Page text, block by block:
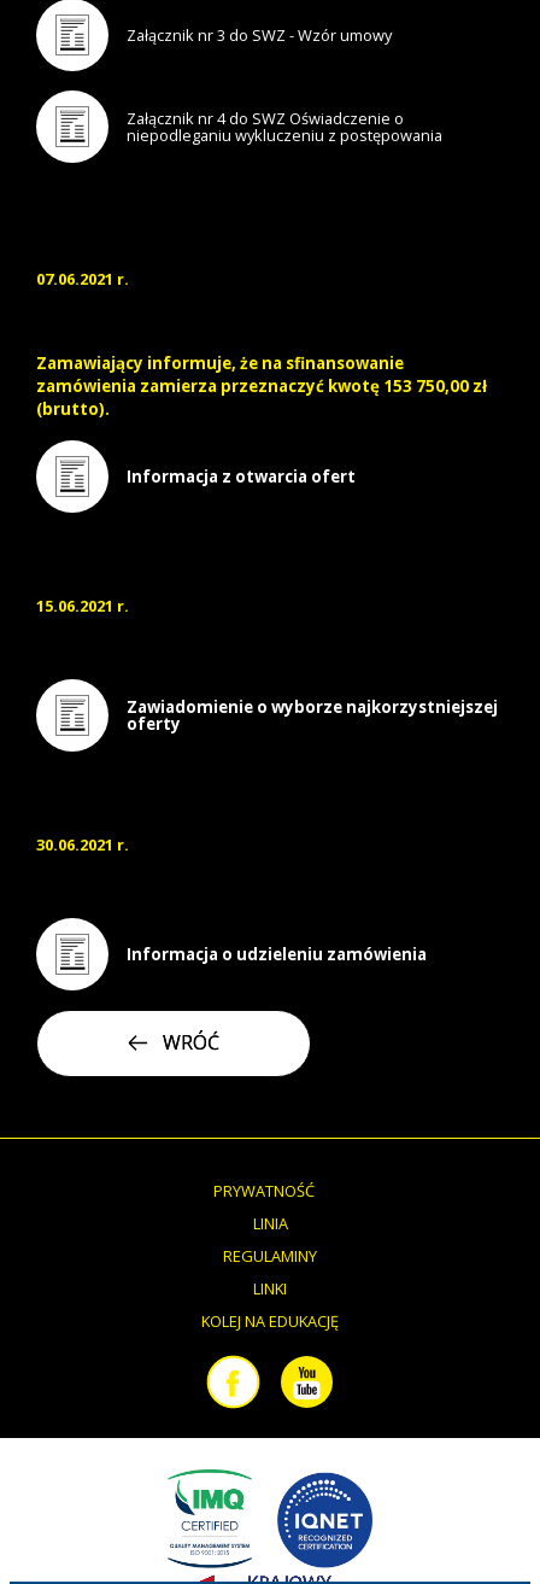
Załącznik nr 3 do SWZ - Wzór umowy
Załącznik nr 4 do SWZ Oświadczenie o
niepodleganiu wykluczeniu z postępowania
07.06.2021 r.
Zamawiający informuje, że na sfinansowanie
zamówienia zamierza przeznaczyć kwotę 153 750,00 zł
(brutto).
Informacja z otwarcia ofert
15.06.2021 r.
Zawiadomienie o wyborze najkorzystniejszej
oferty
30.06.2021 r.
Informacja o udzieleniu zamówienia
WRÓĆ
PRYWATNOŚĆ
LINIA
REGULAMINY
LINKI
KOLEJ NA EDUKACJĘ
Facebook
Youtube